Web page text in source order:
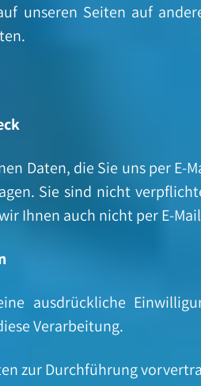
unseren Seiten auf
Daten, die Sie uns per
Sie sind nicht
Ihnen auch nicht per E-
ausdrückliche
Verarbeitung.
zur Durchführung